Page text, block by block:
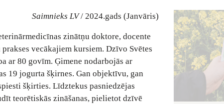
Saimnieks LV/ 2024.gads (Janvāris)
zinātņu doktore, docente
vecākajiem kursiem. Dzīvo Svētes
ar 80 govīm. Ģimene nodarbojās ar
19 jogurta šķirnes. Gan objektīvu, gan
šķirties. Līdztekus pasniedzējas
teorētiskās zināšanas, pielietot dzīvē